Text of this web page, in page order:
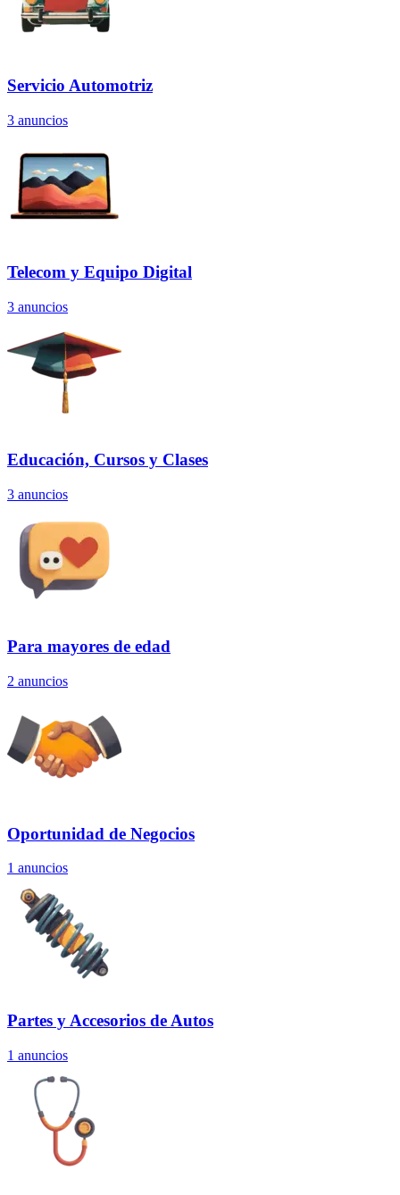
Servicio Automotriz
3 anuncios
Telecom y Equipo Digital
3 anuncios
Educación, Cursos y Clases
3 anuncios
Para mayores de edad
2 anuncios
Oportunidad de Negocios
1 anuncios
Partes y Accesorios de Autos
1 anuncios